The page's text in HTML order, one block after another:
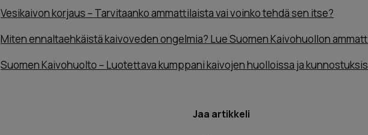
Vesikaivon korjaus – Tarvitaanko ammattilaista vai voinko tehdä sen itse?
Miten ennaltaehkäistä kaivoveden ongelmia? Lue Suomen Kaivohuollon
Suomen Kaivohuolto – Luotettava kumppani kaivojen huolloissa ja
Jaa artikkeli